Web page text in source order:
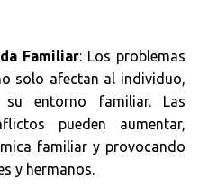
Familiar: Los problemas
solo afectan al individuo,
entorno familiar. Las
pueden aumentar,
familiar y provocando
y hermanos.